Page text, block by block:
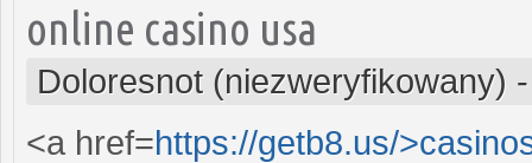
online casino usa
Doloresnot (niezweryfikowany)
<a href=https://getb8.us/